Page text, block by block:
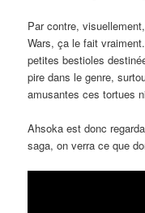
Par contre,
Wars, ça le fait
petites bestioles
pire dans le genre,
amusantes ces tortues
Ahsoka est donc
saga, on verra ce que